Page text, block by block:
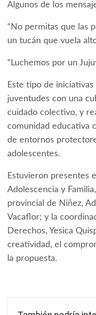
Algunos de los
“No permitas que las
un tucán que vuela
“Luchemos por un
Este tipo de
juventudes con una
cuidado colectivo, y
comunidad educativa
de entornos
adolescentes.
Estuvieron presentes
Adolescencia y
provincial de Niñez,
Vacaflor; y la
Derechos, Yesica
creatividad, el
la propuesta.